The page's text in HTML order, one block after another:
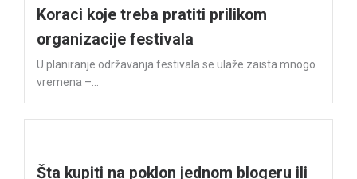
Koraci koje treba pratiti prilikom
organizacije festivala
U planiranje održavanja festivala se ulaže zaista mnogo
vremena –...
Šta kupiti na poklon jednom blogeru ili